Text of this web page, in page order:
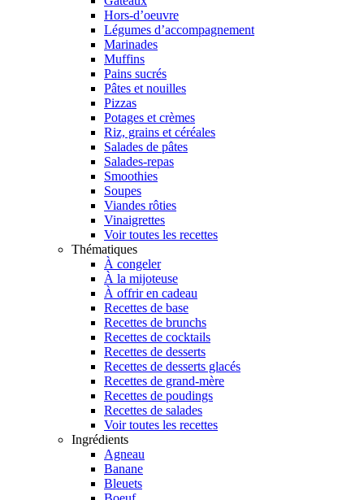
Hors-d’oeuvre
Légumes d’accompagnement
Marinades
Muffins
Pains sucrés
Pâtes et nouilles
Pizzas
Potages et crèmes
Riz, grains et céréales
Salades de pâtes
Salades-repas
Smoothies
Soupes
Viandes rôties
Vinaigrettes
Voir toutes les recettes
Thématiques
À congeler
À la mijoteuse
À offrir en cadeau
Recettes de base
Recettes de brunchs
Recettes de cocktails
Recettes de desserts
Recettes de desserts glacés
Recettes de grand-mère
Recettes de poudings
Recettes de salades
Voir toutes les recettes
Ingrédients
Agneau
Banane
Bleuets